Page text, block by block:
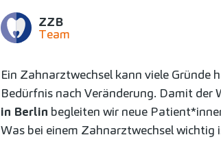
ZZB
Team
Ein Zahnarztwechsel kann viele Gründe
Bedürfnis nach Veränderung. Damit der
in Berlin begleiten wir neue
Was bei einem Zahnarztwechsel wichtig